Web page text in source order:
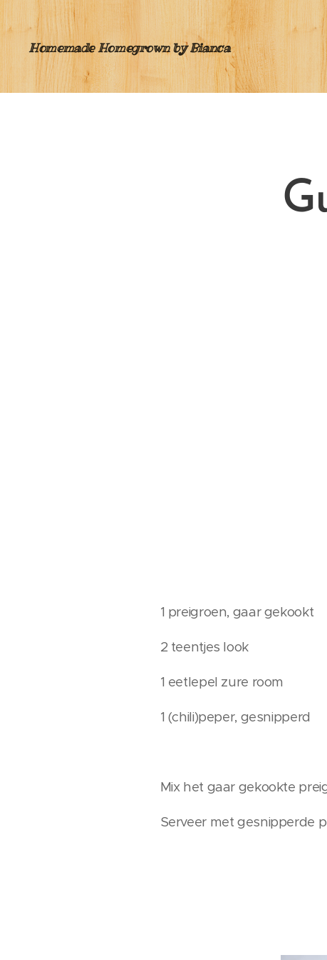
Homemade Homegrown by Bianca
1 preigroen, gaar gekookt
2 teentjes look
1 eetlepel zure room
1 (chili)peper, gesnipperd
Mix het gaar gekookte
Serveer met gesnipperde